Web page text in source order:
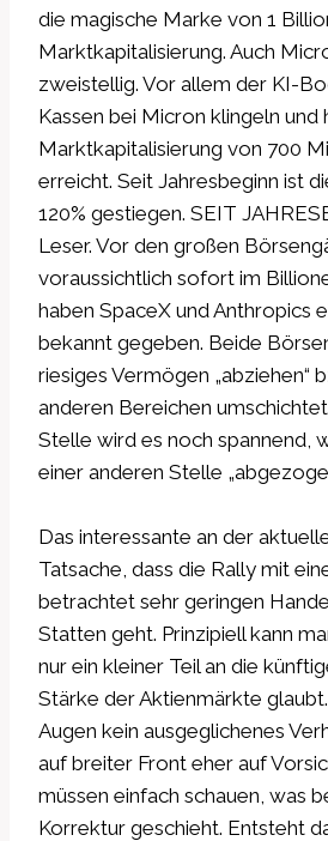
die magische Marke von 1
Marktkapitalisierung. Auch
zweistellig. Vor allem der KI-
Kassen bei Micron klingeln und
Marktkapitalisierung von 700
erreicht. Seit Jahresbeginn ist
120% gestiegen. SEIT
Leser. Vor den großen
voraussichtlich sofort im
haben SpaceX und Anthropics
bekannt gegeben. Beide
riesiges Vermögen „abziehen“
anderen Bereichen
Stelle wird es noch spannend,
einer anderen Stelle
Das interessante an der
Tatsache, dass die Rally mit
betrachtet sehr geringen
Statten geht. Prinzipiell kann
nur ein kleiner Teil an die
Stärke der Aktienmärkte
Augen kein ausgeglichenes
auf breiter Front eher auf
müssen einfach schauen, was
Korrektur geschieht. Entsteht